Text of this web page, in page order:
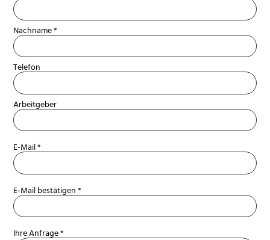
Nachname *
Telefon
Arbeitgeber
E-Mail *
E-Mail bestätigen *
Ihre Anfrage *